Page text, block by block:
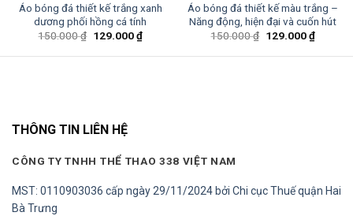
Áo bóng đá thiết kế trắng xanh
dương phối hồng cá tính
150.000₫ Giá
là:
129.000₫Giá
hiện
tại
Áo bóng đá thiết kế màu trắng –
Năng động, hiện đại và cuốn hút
150.000₫ Giá
là:
129.000₫Giá
hiện
tại
THÔNG TIN LIÊN HỆ
CÔNG TY TNHH THỂ THAO 338 VIỆT NAM
MST: 0110903036 cấp ngày 29/11/2024 bởi Chi cục Thuế quận Hai
Bà Trưng